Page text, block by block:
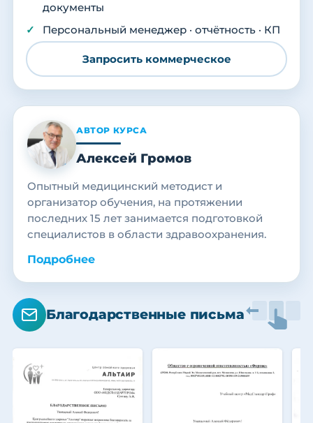
документы
Персональный менеджер · отчётность · КП
Запросить коммерческое
АВТОР КУРСА
Алексей Громов
Опытный медицинский методист и
организатор обучения, на протяжении
последних 15 лет занимается подготовкой
специалистов в области здравоохранения.
Подробнее
Благодарственные письма